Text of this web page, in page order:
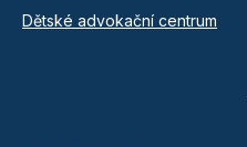
Dětské advokační centrum